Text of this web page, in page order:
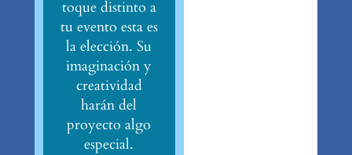
toque distinto a
tu evento esta es
la elección. Su
imaginación y
creatividad
harán del
proyecto algo
especial.